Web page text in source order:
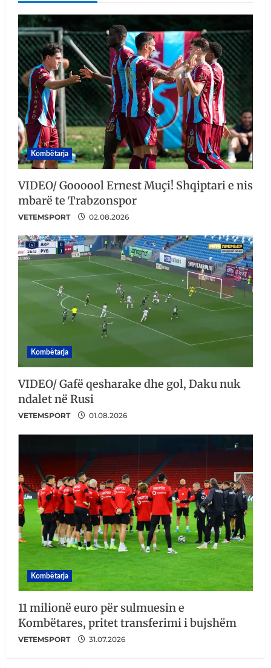
Kombëtarja
VIDEO/ Goooool Ernest Muçi! Shqiptari e nis
mbarë te Trabzonspor
VETEMSPORT 02.08.2026
Kombëtarja
VIDEO/ Gafë qesharake dhe gol, Daku nuk
ndalet në Rusi
VETEMSPORT 01.08.2026
Kombëtarja
11 milionë euro për sulmuesin e
Kombëtares, pritet transferimi i bujshëm
VETEMSPORT 31.07.2026